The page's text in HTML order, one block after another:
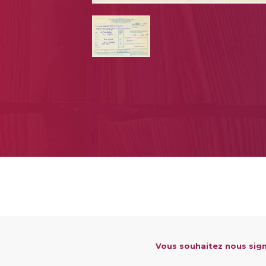
Vous souhaitez nous